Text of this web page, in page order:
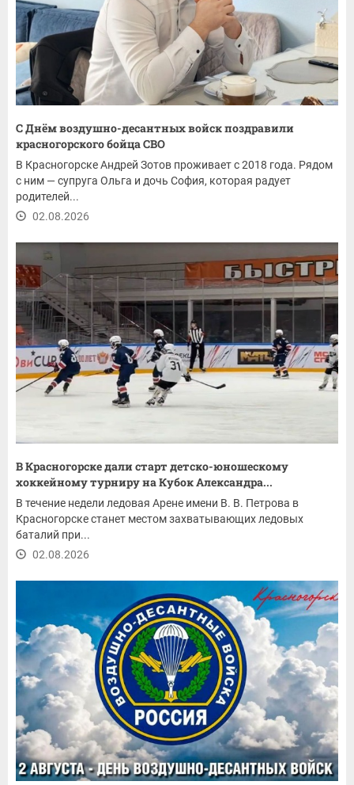
С Днём воздушно-десантных войск поздравили
красногорского бойца СВО
В Красногорске Андрей Зотов проживает с 2018 года. Рядом
с ним — супруга Ольга и дочь София, которая радует
родителей...
02.08.2026
В Красногорске дали старт детско-юношескому
хоккейному турниру на Кубок Александра...
В течение недели ледовая Арене имени В. В. Петрова в
Красногорске станет местом захватывающих ледовых
баталий при...
02.08.2026